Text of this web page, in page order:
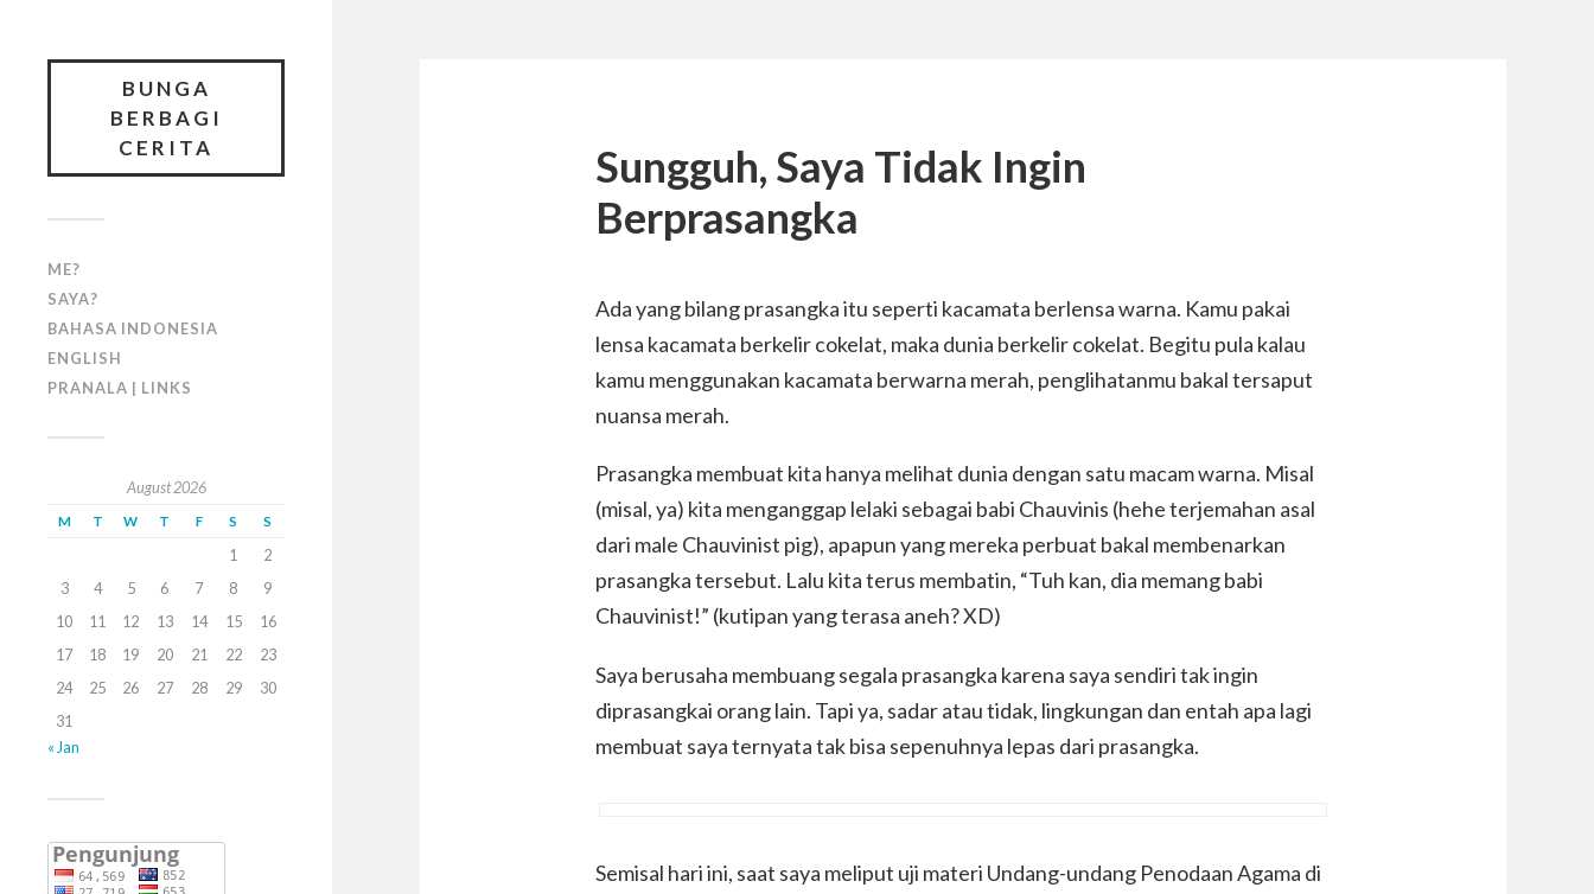
BUNGA
BERBAGI
CERITA
ME?
SAYA?
BAHASA INDONESIA
ENGLISH
PRANALA | LINKS
August 2026
M T W T F S S
1
2
3
4 5 6 7 8
9
10
11 12 13 14 15
16
17
18 19 20 21 22
23
24
25 26 27 28 29
30
31
« Jan
Sungguh, Saya Tidak Ingin
Berprasangka
Ada yang bilang prasangka itu seperti kacamata berlensa warna. Kamu pakai
lensa kacamata berkelir cokelat, maka dunia berkelir cokelat. Begitu pula kalau
kamu menggunakan kacamata berwarna merah, penglihatanmu bakal tersaput
nuansa merah.
Prasangka membuat kita hanya melihat dunia dengan satu macam warna. Misal
(misal, ya) kita menganggap lelaki sebagai babi Chauvinis (hehe terjemahan asal
dari male Chauvinist pig), apapun yang mereka perbuat bakal membenarkan
prasangka tersebut. Lalu kita terus membatin, “Tuh kan, dia memang babi
Chauvinist!” (kutipan yang terasa aneh? XD)
Saya berusaha membuang segala prasangka karena saya sendiri tak ingin
diprasangkai orang lain. Tapi ya, sadar atau tidak, lingkungan dan entah apa lagi
membuat saya ternyata tak bisa sepenuhnya lepas dari prasangka.
Semisal hari ini, saat saya meliput uji materi Undang-undang Penodaan Agama di